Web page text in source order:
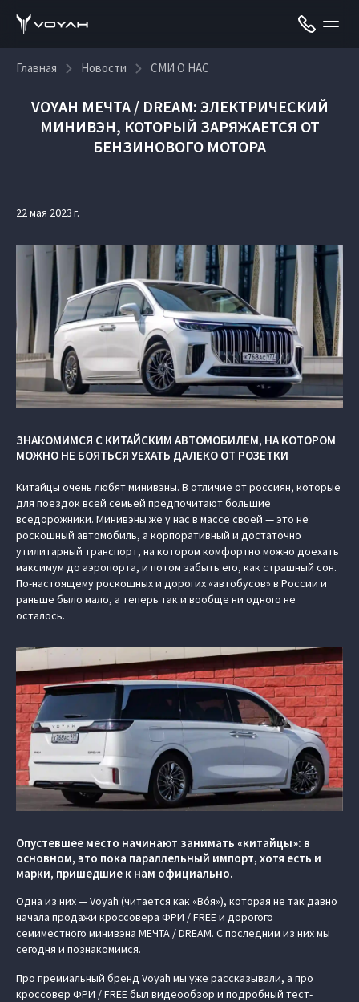
Главная Новости СМИ О НАС
VOYAH МЕЧТА / DREAM: ЭЛЕКТРИЧЕСКИЙ
МИНИВЭН, КОТОРЫЙ ЗАРЯЖАЕТСЯ ОТ
БЕНЗИНОВОГО МОТОРА
22 мая 2023 г.
ЗНАКОМИМСЯ С КИТАЙСКИМ АВТОМОБИЛЕМ, НА КОТОРОМ
МОЖНО НЕ БОЯТЬСЯ УЕХАТЬ ДАЛЕКО ОТ РОЗЕТКИ
Китайцы очень любят минивэны. В отличие от россиян, которые
для поездок всей семьей предпочитают большие
вседорожники. Минивэны же у нас в массе своей — это не
роскошный автомобиль, а корпоративный и достаточно
утилитарный транспорт, на котором комфортно можно доехать
максимум до аэропорта, и потом забыть его, как страшный сон.
По-настоящему роскошных и дорогих «автобусов» в России и
раньше было мало, а теперь так и вообще ни одного не
осталось.
Опустевшее место начинают занимать «китайцы»: в
основном, это пока параллельный импорт, хотя есть и
марки, пришедшие к нам официально.
Одна из них — Voyah (читается как «Вóя»), которая не так давно
начала продажи кроссовера ФРИ / FREE и дорогого
семиместного минивэна МЕЧТА / DREAM. С последним из них мы
сегодня и познакомимся.
Про премиальный бренд Voyah мы уже рассказывали, а про
кроссовер ФРИ / FREE был видеообзор и подробный тест-